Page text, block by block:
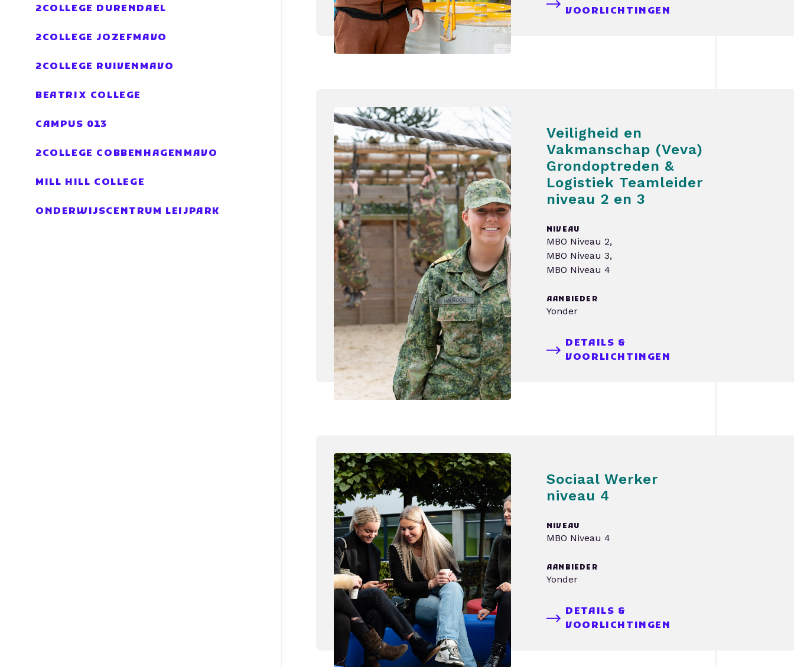
2COLLEGE DURENDAEL
2COLLEGE JOZEFMAVO
2COLLEGE RUIVENMAVO
BEATRIX COLLEGE
CAMPUS 013
2COLLEGE COBBENHAGENMAVO
MILL HILL COLLEGE
ONDERWIJSCENTRUM LEIJPARK
VOORLICHTINGEN
Veiligheid en
Vakmanschap (Veva)
Grondoptreden &
Logistiek Teamleider
niveau 2 en 3
NIVEAU
MBO Niveau 2,
MBO Niveau 3,
MBO Niveau 4
AANBIEDER
Yonder
DETAILS &
VOORLICHTINGEN
Sociaal Werker
niveau 4
NIVEAU
MBO Niveau 4
AANBIEDER
Yonder
DETAILS &
VOORLICHTINGEN